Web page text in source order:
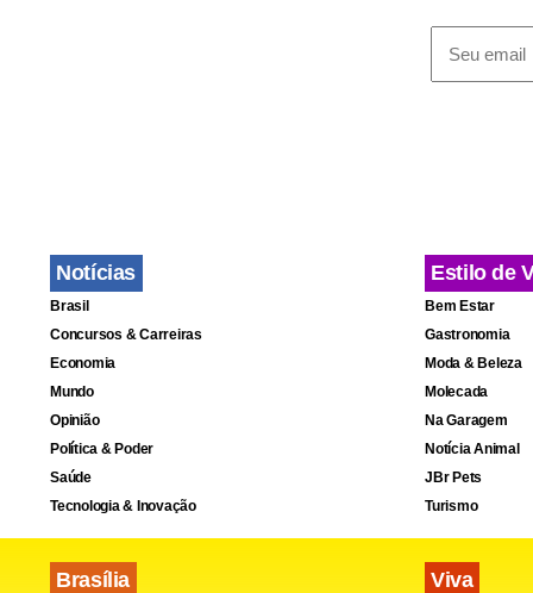
Notícias
Brasil
Concursos & Carreiras
Economia
Mundo
Opinião
Política & Poder
Saúde
Tecnologia & Inovação
Brasília
Estilo de
Bem Estar
Gastronomia
Moda & Beleza
Molecada
Na Garagem
Notícia Animal
JBr Pets
Turismo
Viva